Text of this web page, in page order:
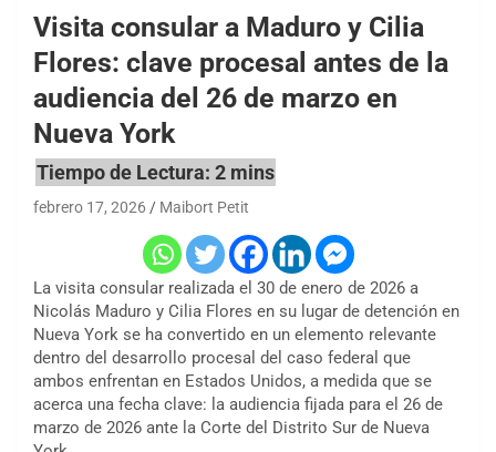
Visita consular a Maduro y Cilia
Flores: clave procesal antes de la
audiencia del 26 de marzo en
Nueva York
febrero 17, 2026 Maibort Petit
La visita consular realizada el 30 de enero de 2026 a
Nicolás Maduro y Cilia Flores en su lugar de detención en
Nueva York se ha convertido en un elemento relevante
dentro del desarrollo procesal del caso federal que
ambos enfrentan en Estados Unidos, a medida que se
acerca una fecha clave: la audiencia fijada para el 26 de
marzo de 2026 ante la Corte del Distrito Sur de Nueva